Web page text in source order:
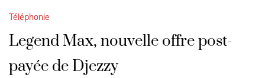
Téléphonie
Legend Max, nouvelle offre post-
payée de Djezzy